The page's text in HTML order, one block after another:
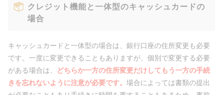
クレジット機能と一体型のキャッシュカードの
場合
キャッシュカードと一体型の場合は、銀行口座の住所変更も必要
です。一度に変更できることもありますが、個別で変更する必要
がある場合は、 どちらか一方の住所変更だけしてもう一方の手続
きを忘れないように注意が必要です。 場合によっては書類の提出